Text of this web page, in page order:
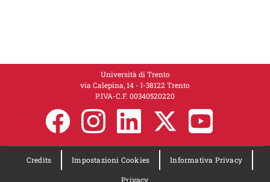
Università di Trento
via Calepina, 14 - I-38122 Trento
P.IVA-C.F. 00​3​40520220
Credits Impostazioni Cookies Informativa Privacy
Privacy